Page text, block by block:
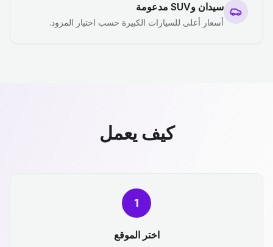
سيدان وSUV مدعومة
أسعار أعلى للسيارات الكبيرة حسب اختيار المزود.
كيف يعمل
1
اختر الموقع